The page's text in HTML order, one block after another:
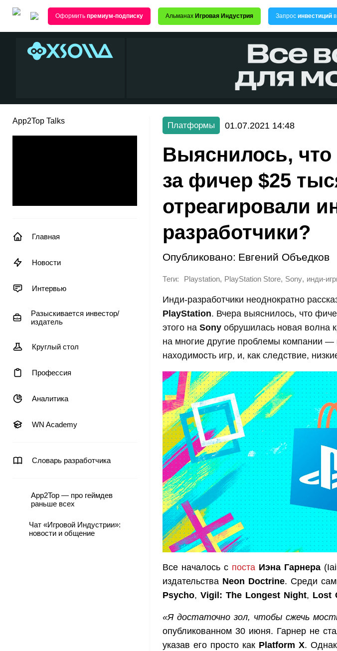
Оформить премиум-подписку Альманах Игровая Индустрия Запрос инвестиций
App2Top Talks
Главная
Новости
Интервью
Разыскивается инвестор/
издатель
Круглый стол
Профессия
Аналитика
WN Academy
Словарь разработчика
App2Top — про геймдев
раньше всех
Чат «Игровой Индустрии»:
новости и общение
Платформы 01.07.2021 14:48
Выяснилось, что
за фичер $25
отреагировали
разработчики?
Опубликовано: Евгений Объедков
Теги: Playstation, PlayStation Store, Sony, инди-
Инди-разработчики неоднократно
PlayStation. Вчера выяснилось, что
этого на Sony обрушилась новая волна
на многие другие проблемы компании —
находимость игр, и, как следствие,
Все началось с поста Иэна Гарнера
издательства Neon Doctrine. Среди
Psycho, Vigil: The Longest Night, Lost
«Я достаточно зол, чтобы сжечь
опубликованном 30 июня. Гарнер не
указав его просто как Platform X.